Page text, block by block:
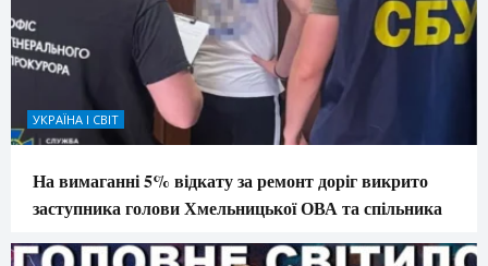
УКРАЇНА І СВІТ
На вимаганні 5% відкату за ремонт доріг викрито
заступника голови Хмельницької ОВА та спільника